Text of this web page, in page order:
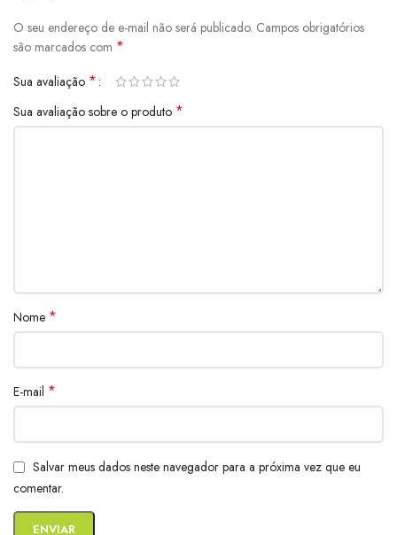
O seu endereço de e-mail não será publicado. Campos obrigatórios
são marcados com *
Sua avaliação *
Sua avaliação sobre o produto *
Nome *
E-mail *
Salvar meus dados neste navegador para a próxima vez que eu
comentar.